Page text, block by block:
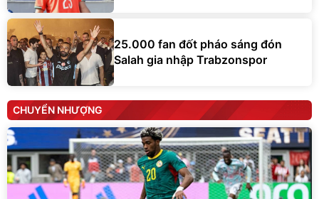
25.000 fan đốt pháo sáng đón
Salah gia nhập Trabzonspor
CHUYỂN NHƯỢNG